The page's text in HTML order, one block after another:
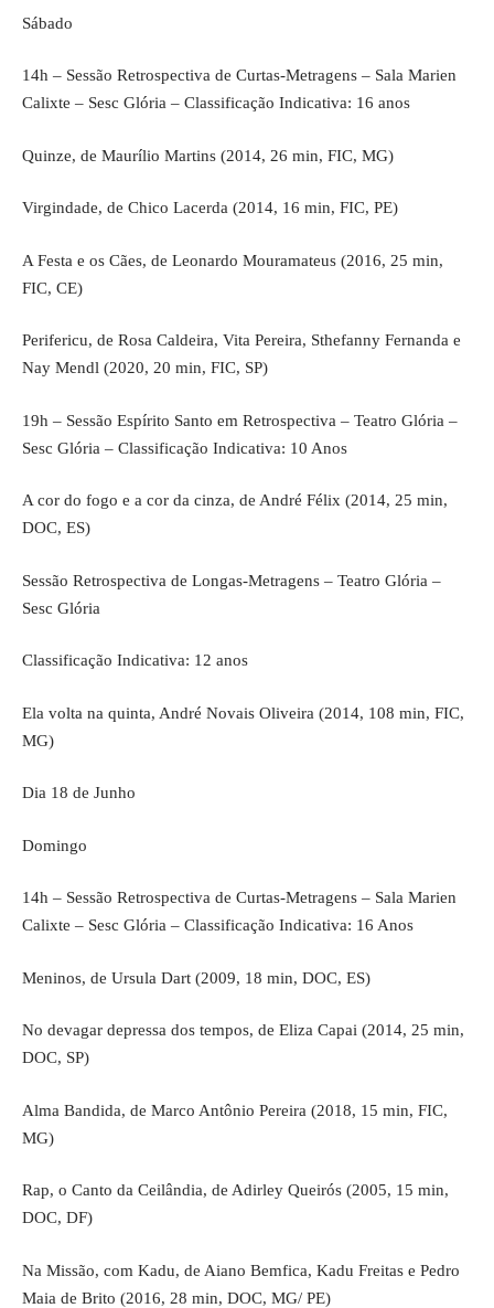
Sábado
14h – Sessão Retrospectiva de Curtas-Metragens – Sala Marien
Calixte – Sesc Glória – Classificação Indicativa: 16 anos
Quinze, de Maurílio Martins (2014, 26 min, FIC, MG)
Virgindade, de Chico Lacerda (2014, 16 min, FIC, PE)
A Festa e os Cães, de Leonardo Mouramateus (2016, 25 min,
FIC, CE)
Perifericu, de Rosa Caldeira, Vita Pereira, Sthefanny Fernanda e
Nay Mendl (2020, 20 min, FIC, SP)
19h – Sessão Espírito Santo em Retrospectiva – Teatro Glória –
Sesc Glória – Classificação Indicativa: 10 Anos
A cor do fogo e a cor da cinza, de André Félix (2014, 25 min,
DOC, ES)
Sessão Retrospectiva de Longas-Metragens – Teatro Glória –
Sesc Glória
Classificação Indicativa: 12 anos
Ela volta na quinta, André Novais Oliveira (2014, 108 min, FIC,
MG)
Dia 18 de Junho
Domingo
14h – Sessão Retrospectiva de Curtas-Metragens – Sala Marien
Calixte – Sesc Glória – Classificação Indicativa: 16 Anos
Meninos, de Ursula Dart (2009, 18 min, DOC, ES)
No devagar depressa dos tempos, de Eliza Capai (2014, 25 min,
DOC, SP)
Alma Bandida, de Marco Antônio Pereira (2018, 15 min, FIC,
MG)
Rap, o Canto da Ceilândia, de Adirley Queirós (2005, 15 min,
DOC, DF)
Na Missão, com Kadu, de Aiano Bemfica, Kadu Freitas e Pedro
Maia de Brito (2016, 28 min, DOC, MG/ PE)